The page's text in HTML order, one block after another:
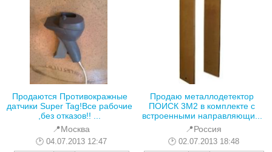
Продаются Противокражные
датчики Super Tag!Все рабочие
,без отказов!! ...
📍Москва
04.07.2013 12:47
Продаю металлодетектор
ПОИСК 3М2 в комплекте с
встроенными направляющи...
📍Россия
02.07.2013 18:48